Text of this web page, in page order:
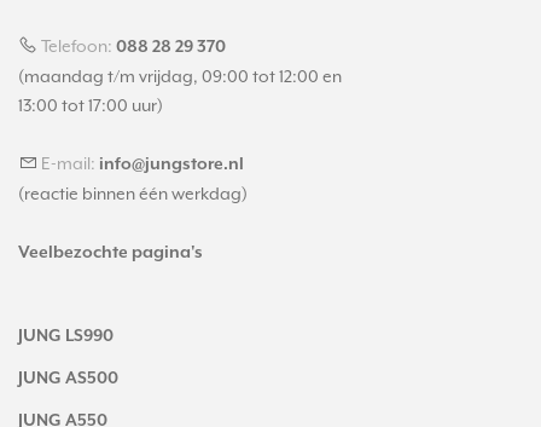
Telefoon: 088 28 29 370
(maandag t/m vrijdag, 09:00 tot 12:00 en
13:00 tot 17:00 uur)
E-mail: info@jungstore.nl
(reactie binnen één werkdag)
Veelbezochte pagina's
JUNG LS990
JUNG AS500
JUNG A550